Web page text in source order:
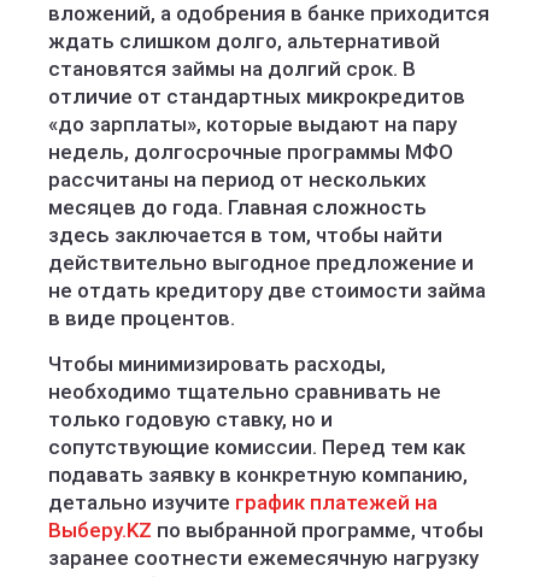
вложений, а одобрения в банке приходится
ждать слишком долго, альтернативой
становятся займы на долгий срок. В
отличие от стандартных микрокредитов
«до зарплаты», которые выдают на пару
недель, долгосрочные программы МФО
рассчитаны на период от нескольких
месяцев до года. Главная сложность
здесь заключается в том, чтобы найти
действительно выгодное предложение и
не отдать кредитору две стоимости займа
в виде процентов.
Чтобы минимизировать расходы,
необходимо тщательно сравнивать не
только годовую ставку, но и
сопутствующие комиссии. Перед тем как
подавать заявку в конкретную компанию,
детально изучите график платежей на
Выберу.KZ по выбранной программе, чтобы
заранее соотнести ежемесячную нагрузку